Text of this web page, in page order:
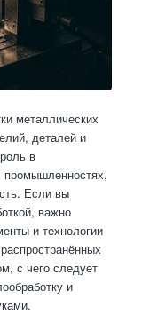
металлических
деталей и
в
промышленностях,
Если вы
важно
и технологии
с чего следует
и